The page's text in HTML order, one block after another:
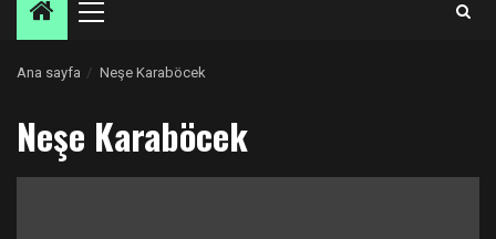
Primary
Ana sayfa Neşe Karaböcek
Neşe Karaböcek